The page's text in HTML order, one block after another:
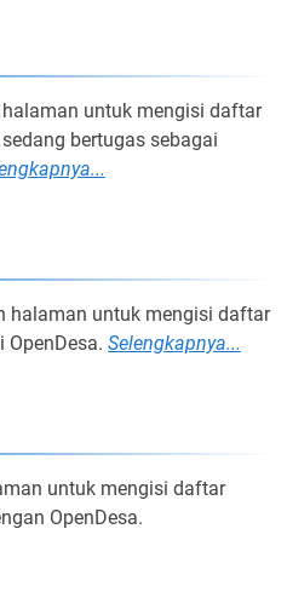
untuk mengisi daftar
bertugas sebagai
halaman untuk mengisi daftar
OpenDesa. Selengkapnya...
untuk mengisi daftar
OpenDesa.